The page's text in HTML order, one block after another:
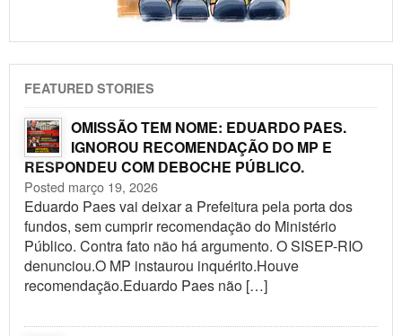
FEATURED STORIES
OMISSÃO TEM NOME: EDUARDO PAES.
IGNOROU RECOMENDAÇÃO DO MP E
RESPONDEU COM DEBOCHE PÚBLICO.
Posted março 19, 2026
Eduardo Paes vai deixar a Prefeitura pela porta dos
fundos, sem cumprir recomendação do Ministério
Público. Contra fato não há argumento. O SISEP-RIO
denunciou.O MP instaurou inquérito.Houve
recomendação.Eduardo Paes não […]